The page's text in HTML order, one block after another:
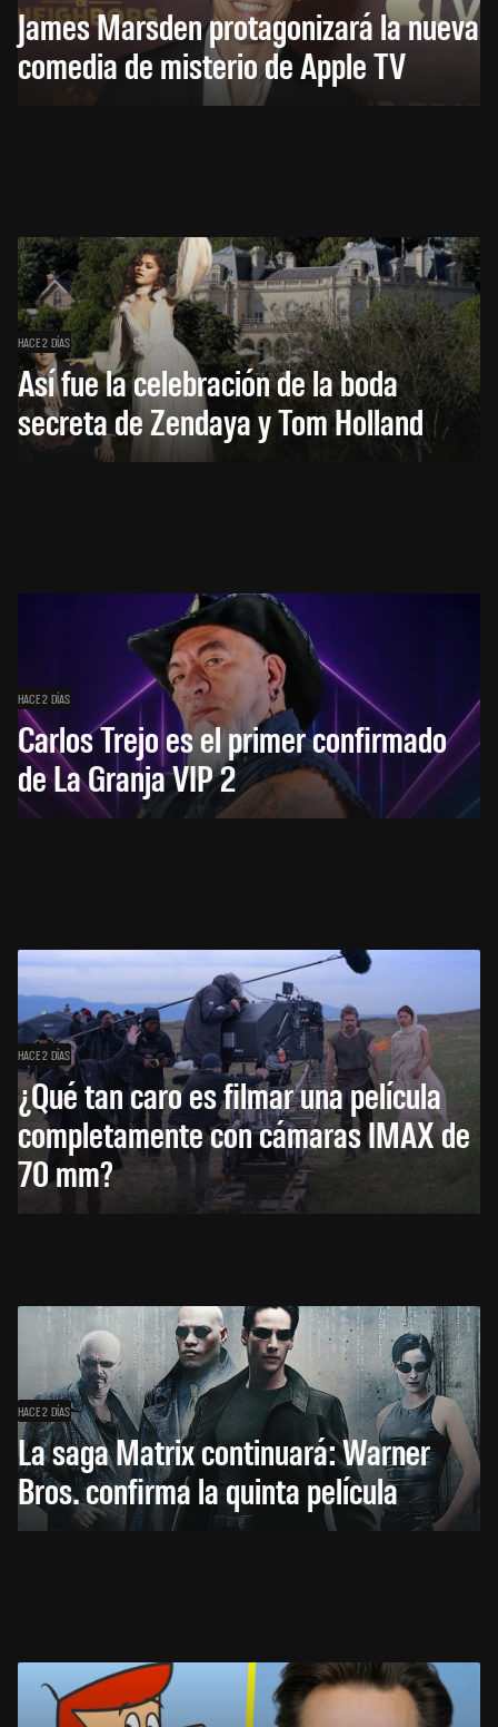
James Marsden protagonizará la nueva
comedia de misterio de Apple TV
HACE 2 DÍAS
Así fue la celebración de la boda
secreta de Zendaya y Tom Holland
HACE 2 DÍAS
Carlos Trejo es el primer confirmado
de La Granja VIP 2
HACE 2 DÍAS
¿Qué tan caro es filmar una película
completamente con cámaras IMAX de
70 mm?
HACE 2 DÍAS
La saga Matrix continuará: Warner
Bros. confirma la quinta película